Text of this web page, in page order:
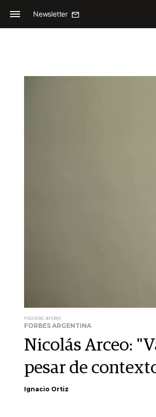
Newsletter
nicolas arceo
FORBES ARGENTINA
Nicolás Arceo:
pesar de
Ignacio Ortiz